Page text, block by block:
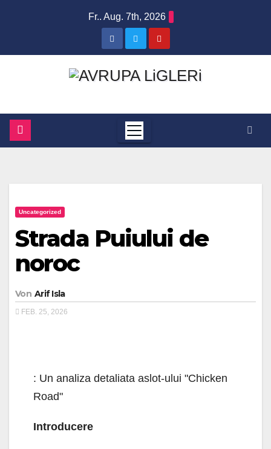
Fr.. Aug. 7th, 2026
Uncategorized
Strada Puiului de
noroc
Von Arif Isla
FEB. 25, 2026
: Un analiza detaliata aslot-ului "Chicken
Road"
Introducere